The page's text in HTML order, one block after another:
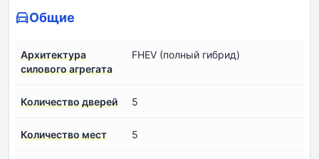
Общие
Архитектура
силового агрегата
FHEV (полный гибрид)
Количество дверей 5
Количество мест 5